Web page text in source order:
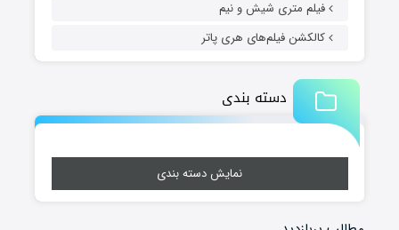
فیلم متری شیش و نیم
کالکشن فیلم‌های هری پاتر
دسته بندی
نمایش دسته بندی